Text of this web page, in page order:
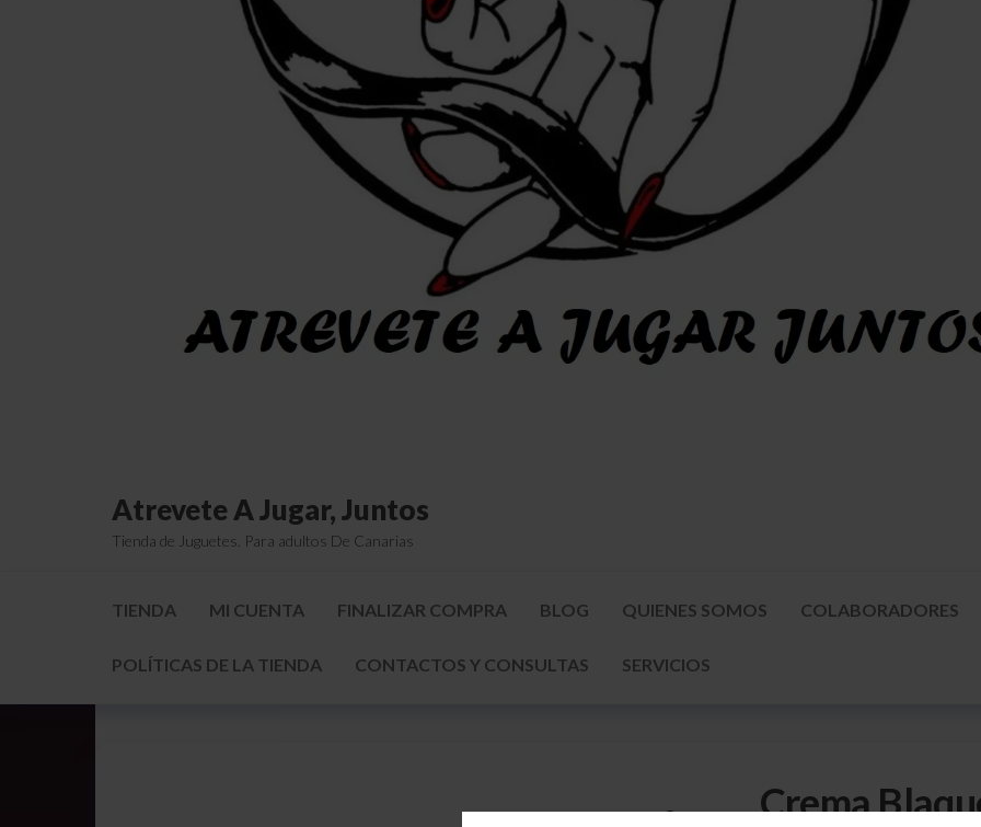
Atrevete A Jugar, Juntos
Tienda de Juguetes. Para adultos De Canarias
TIENDA MI CUENTA FINALIZAR COMPRA BLOG QUIENES SOMOS COLABORADORES
POLÍTICAS DE LA TIENDA CONTACTOS Y CONSULTAS SERVICIOS
Crema